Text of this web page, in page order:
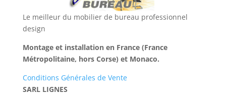
Le meilleur du mobilier de bureau professionnel
design
Montage et installation en France (France
Métropolitaine, hors Corse) et Monaco.
Conditions Générales de Vente
SARL LIGNES